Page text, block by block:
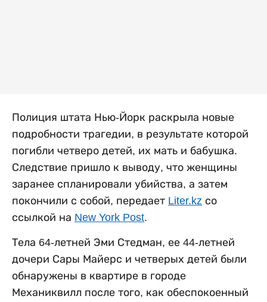
Полиция штата Нью-Йорк раскрыла новые
подробности трагедии, в результате которой
погибли четверо детей, их мать и бабушка.
Следствие пришло к выводу, что женщины
заранее спланировали убийства, а затем
покончили с собой, передает Liter.kz со
ссылкой на New York Post.
Тела 64-летней Эми Стедман, ее 44-летней
дочери Сары Майерс и четверых детей были
обнаружены в квартире в городе
Механиквилл после того, как обеспокоенный